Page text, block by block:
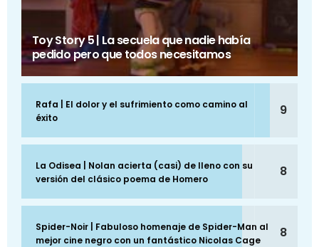
Toy Story 5 | La secuela que nadie había
pedido pero que todos necesitamos
Rafa | El dolor y el sufrimiento como camino al
éxito
9
La Odisea | Nolan acierta (casi) de lleno con su
versión del clásico poema de Homero
8
Spider-Noir | Fabuloso homenaje de Spider-Man al
mejor cine negro con un fantástico Nicolas Cage
8